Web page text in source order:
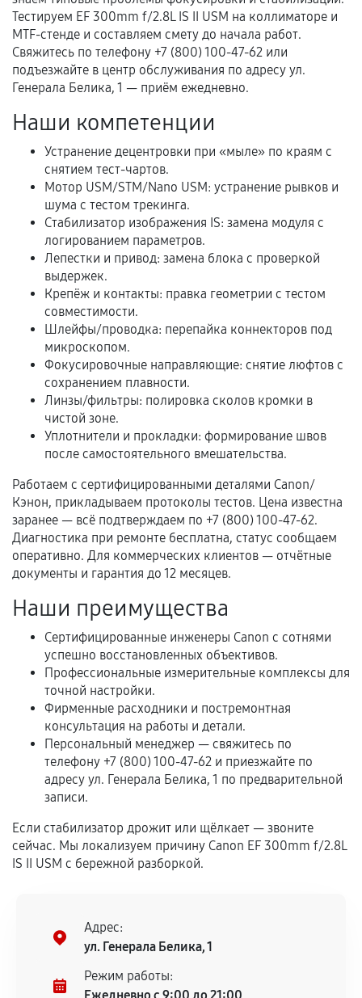
Документы для подтверждения
гарантии
Гарантийный талон.
услуг и сроком гарантии.
Документы на установленные комплектующие
и кассовый чек.
Расширенная гарантия
В некоторых случаях возможно оформление
расширенной гарантии. Стоимость, сроки и
условия продления согласовываются отдельно и
фиксируются в документах.
Когда гарантия не действует
Нарушение правил эксплуатации,
механические повреждения, попадание влаги,
Самостоятельный ремонт или вмешательство
третьих лиц.
Естественный износ деталей, если иное не
предусмотрено отдельно.
срока.
Программные сбои, если это не указано в
отдельных условиях.
Если комплектующие куплены
самостоятельно
Гарантия на выполненные работы может
сохраняться полностью или частично, если
Предоставленные детали подходят по
техническим параметрам и не имеют внешних
центром.
При этом гарантия на сами комплектующие
продавца. За качество сторонних деталей
Тестируем EF 300mm f/2.8L IS II USM на коллиматоре и
MTF-стенде и составляем смету до начала работ.
Свяжитесь по телефону +7 (800) 100-47-62 или
подъезжайте в центр обслуживания по адресу ул.
Генерала Белика, 1 — приём ежедневно.
Наши компетенции
Устранение децентровки при «мыле» по краям с
снятием тест-чартов.
Мотор USM/STM/Nano USM: устранение рывков и
шума с тестом трекинга.
Стабилизатор изображения IS: замена модуля с
логированием параметров.
Лепестки и привод: замена блока с проверкой
выдержек.
Крепёж и контакты: правка геометрии с тестом
совместимости.
Шлейфы/проводка: перепайка коннекторов под
микроскопом.
Фокусировочные направляющие: снятие люфтов с
сохранением плавности.
Линзы/фильтры: полировка сколов кромки в
чистой зоне.
Уплотнители и прокладки: формирование швов
после самостоятельного вмешательства.
Работаем с сертифицированными деталями Canon/
Кэнон, прикладываем протоколы тестов. Цена известна
заранее — всё подтверждаем по +7 (800) 100-47-62.
Диагностика при ремонте бесплатна, статус сообщаем
оперативно. Для коммерческих клиентов — отчётные
документы и гарантия до 12 месяцев.
Наши преимущества
Сертифицированные инженеры Canon с сотнями
успешно восстановленных объективов.
Профессиональные измерительные комплексы для
точной настройки.
Фирменные расходники и постремонтная
консультация на работы и детали.
Персональный менеджер — свяжитесь по
телефону +7 (800) 100-47-62 и приезжайте по
адресу ул. Генерала Белика, 1 по предварительной
записи.
Если стабилизатор дрожит или щёлкает — звоните
сейчас. Мы локализуем причину Canon EF 300mm f/2.8L
IS II USM с бережной разборкой.
Адрес:
ул. Генерала Белика, 1
Режим работы: